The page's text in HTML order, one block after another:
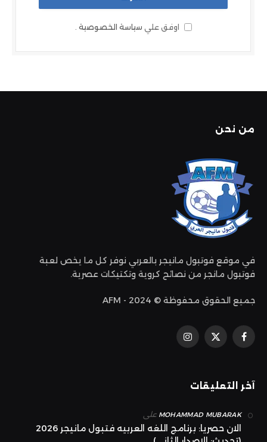
اوفق علي سياسة الخصوصية .
من نحن
في موقع فوتبول مانيجر بالعربي نوفر كل ما يخص لعبة
فوتبول مانجر من نصائح كروية وتكتيكات عصرية.
جميع الحقوق محفوظة © 2024 - AFM
فيسبوكإكس
الانستغرام
آخر التعليقات
MOHAMMAD MUBARAK على
الان حصريا: برنامج اللغه العربيه فتبول مانيجر 2026